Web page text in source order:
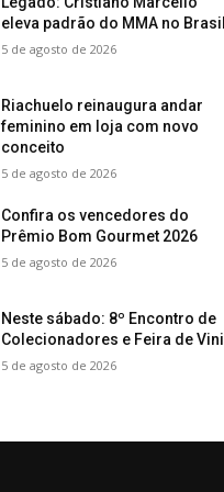
eleva padrão do MMA no Brasil
5 de agosto de 2026
Riachuelo reinaugura andar
feminino em loja com novo
conceito
5 de agosto de 2026
Confira os vencedores do
Prêmio Bom Gourmet 2026
5 de agosto de 2026
Neste sábado: 8º Encontro de
Colecionadores e Feira de Vinil
5 de agosto de 2026